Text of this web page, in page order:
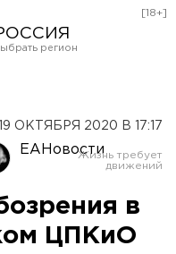
[18+]
19 ОКТЯБРЯ 2020 В 17:17
ЕАНовости
в
ЦПКиО